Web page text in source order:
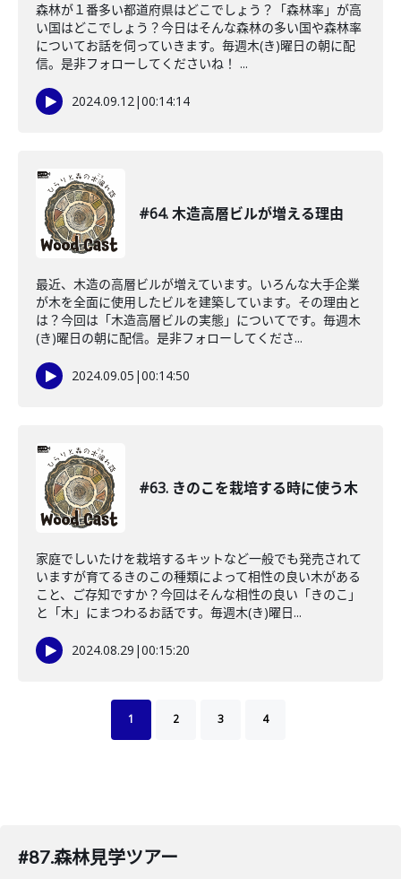
森林が１番多い都道府県はどこでしょう？「森林率」が高
い国はどこでしょう？今日はそんな森林の多い国や森林率
についてお話を伺っていきます。毎週木(き)曜日の朝に配
信。是非フォローしてくださいね！ ...
2024.09.12|00:14:14
#64. 木造高層ビルが増える理由
最近、木造の高層ビルが増えています。いろんな大手企業
が木を全面に使用したビルを建築しています。その理由と
は？今回は「木造高層ビルの実態」についてです。毎週木
(き)曜日の朝に配信。是非フォローしてくださ...
2024.09.05 |00:14:50
#63. きのこを栽培する時に使う木
家庭でしいたけを栽培するキットなど一般でも発売されて
いますが育てるきのこの種類によって相性の良い木がある
こと、ご存知ですか？今回はそんな相性の良い「きのこ」
と「木」にまつわるお話です。毎週木(き)曜日...
2024.08.29 |00:15:20
1 2 3 4
#87.森林見学ツアー